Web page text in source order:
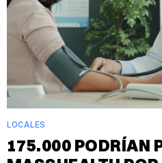
LOCALES
175.000 PODRÍAN